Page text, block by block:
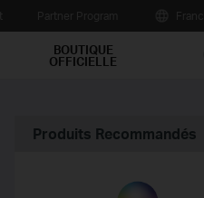
BOUTIQUE
OFFICIELLE
Produits Recommandés